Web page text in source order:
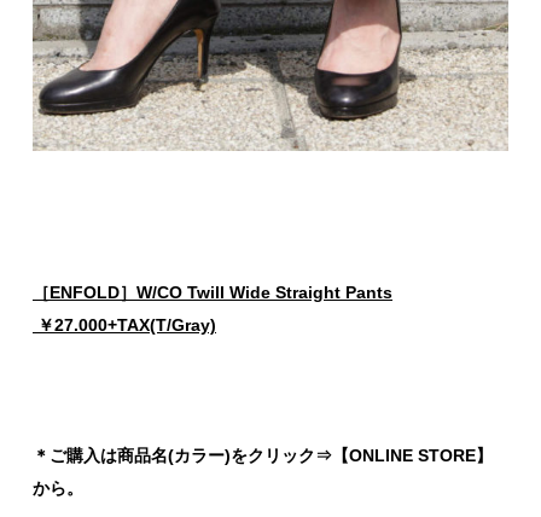
［ENFOLD］W/CO Twill Wide Straight Pants
￥27.000+TAX(T/Gray)
＊ご購入は商品名(カラー)をクリック⇒【ONLINE STORE】
から。